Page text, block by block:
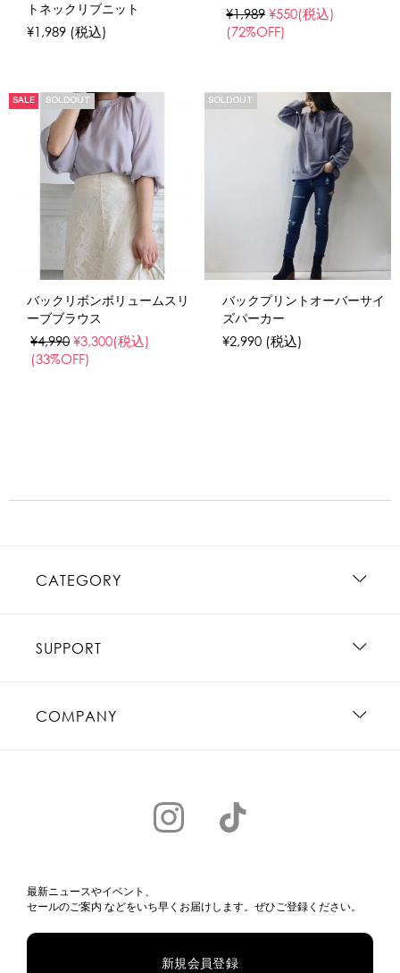
トネックリブニット
¥1,989 (税込)
¥1,989 ¥550(税込)
(72%OFF)
SALE SOLDOUT
バックリボンボリュームスリ
ーブブラウス
¥4,990 ¥3,300(税込)
(33%OFF)
SOLDOUT
バックプリントオーバーサイ
ズパーカー
¥2,990 (税込)
CATEGORY
SUPPORT
COMPANY
最新ニュースやイベント、
セールのご案内 などをいち早くお届けします。ぜひご登録ください。
新規会員登録